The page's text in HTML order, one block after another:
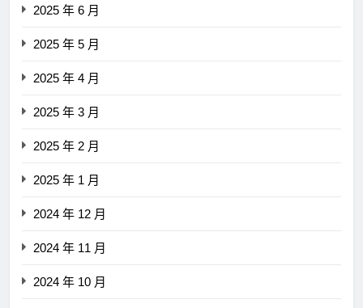
2025 年 6 月
2025 年 5 月
2025 年 4 月
2025 年 3 月
2025 年 2 月
2025 年 1 月
2024 年 12 月
2024 年 11 月
2024 年 10 月